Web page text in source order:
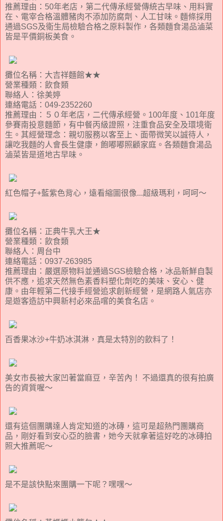
推薦理由：50年老店，第二代傳承經營傳統古早味、用料實
在、電宰合格溫體豬肉不添加防腐劑、人工甘味。麵條採用
通過SGS及衛生局檢驗合格之原料製作，各類麵食湯品滷菜
皆是平價銅板美食。
攤位名稱：大吉祥麵館★★
營業種類：飲食類
聯絡人：徐美婷
連絡電話：049-2352260
推薦理由：５０年老店，二代傳承經營。100年度、101年度
參賽南投意麵節，有中餐丙級證照，注重食品安全及環境衛
生。其經營理念：親切服務以客至上、面帶微笑以誠待人，
讓吃我麵的人會長生健康，飽嘟嘟照顧家庭。各類麵食湯品
滷菜皆是道地古早味。
紅色帽子+藍紫色背心，遠看縮圖很像...超級瑪利，呵呵～
攤位名稱：正典牛乳大王★
營業種類：飲食類
聯絡人：周台中
連絡電話：0937-263985
推薦理由：嚴選原物料並通過SGS檢驗合格，冰品新鮮自製
供不應，追求天然無色素香料塑化劑吃的美味、安心、健
康。由年輕第二代接手經營追求創新經營，是網路人氣店亦
是遊客造訪中興新村必來品嚐的美食名店。
百香果冰沙+牛奶冰淇淋，真是太特別的飲料了！
美女市長被大家凹著當麻豆，辛苦內！ 不過還真的很有拍廣
告的資質喔～
還有這個團購達人肯定知道的冰磚，這可是超熱門團購商
品，剛好看到安心亞的臉書，她今天就拿著這好吃的冰磚拍
照大推薦呢～
是不是該快點來團購一下呢？嘿嘿～